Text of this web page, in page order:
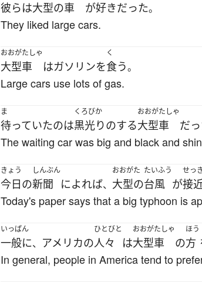
彼らは大型の車 が好きだった。
They liked large cars.
おおがたしゃ
大型車 はガソリンを
く
食う。
Large cars use lots of gas.
ま
待っていたのは
くろびか
黒光りのする
おおがたしゃ
大型車 だ
The waiting car was big and black and
きょう
今日の
しんぶん
新聞 によれば、
おおがた
大型の
たいふう
台風 が
せっ
接
Today's paper says that a big typhoon is
いっぱん
一般に、 アメリカの
ひとびと
人々 は
おおがたしゃ
大型車 の
ほう
方
In general, people in America tend to